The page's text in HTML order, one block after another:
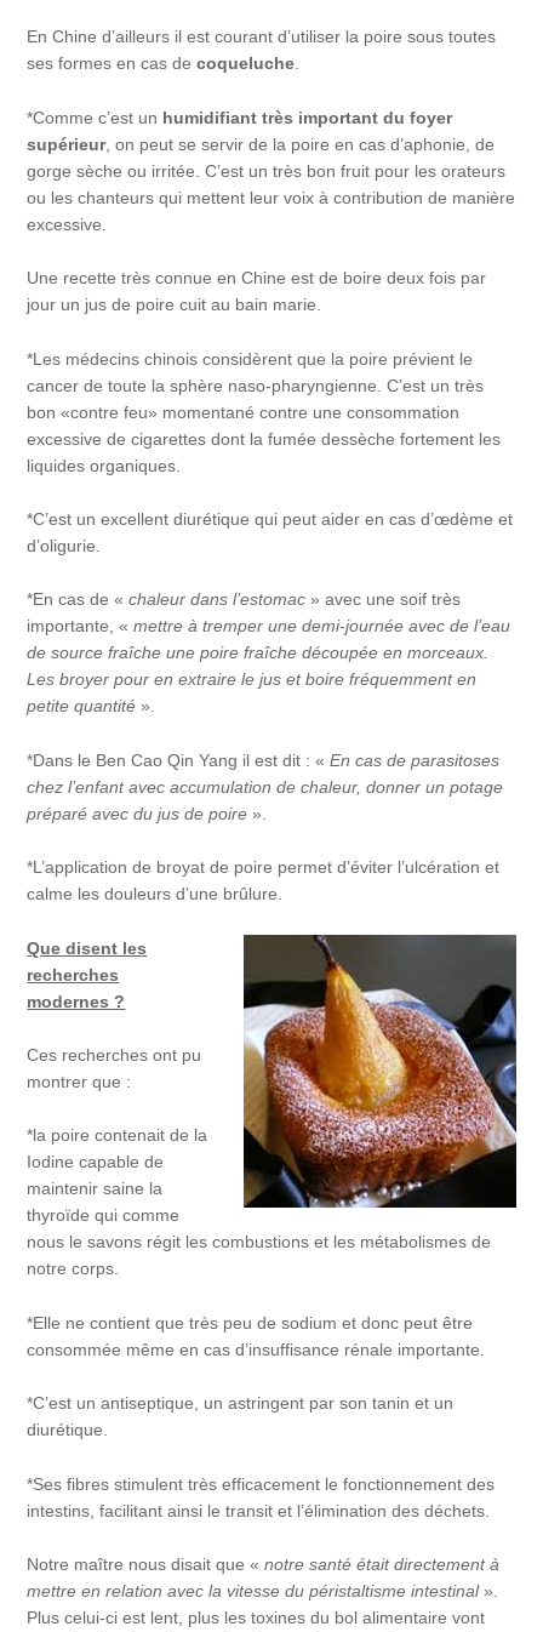
En Chine d’ailleurs il est courant d’utiliser la poire sous toutes
ses formes en cas decoqueluche.
*Comme c’est un humidifiant très important du foyer
supérieur, on peut se servir de la poire en cas d’aphonie, de
gorge sèche ou irritée. C’est un très bon fruit pour les orateurs
ou les chanteurs qui mettent leur voix à contribution de manière
excessive.
Une recette très connue en Chine est de boire deux fois par
jour un jus de poire cuit au bain marie.
*Les médecins chinois considèrent que la poire prévient le
cancer de toute la sphère naso-pharyngienne. C’est un très
bon «contre feu» momentané contre une consommation
excessive de cigarettes dont la fumée dessèche fortement les
liquides organiques.
*C’est un excellent diurétique qui peut aider en cas d’œdème et
d’oligurie.
*En cas de «chaleur dans l’estomac » avec une soif très
importante, «mettre à tremper une demi-journée avec de l’eau
de source fraîche une poire fraîche découpée en morceaux.
Les broyer pour en extraire le jus et boire fréquemment en
petite quantité».
*Dans le Ben Cao Qin Yang il est dit : «En cas de parasitoses
chez l’enfant avec accumulation de chaleur, donner un potage
préparé avec du jus de poire ».
*L’application de broyat de poire permet d’éviter l’ulcération et
calme les douleurs d’une brûlure.
Que disent les
recherches
modernes ?
Ces recherches ont pu
montrer que :
*la poire contenait de la
Iodine capable de
maintenir saine la
thyroïde qui comme
nous le savons régit les combustions et les métabolismes de
notre corps.
*Elle ne contient que très peu de sodium et donc peut être
consommée même en cas d’insuffisance rénale importante.
*C’est un antiseptique, un astringent par son tanin et un
diurétique.
*Ses fibres stimulent très efficacement le fonctionnement des
intestins, facilitant ainsi le transit et l’élimination des déchets.
Notre maître nous disait que «notre santé était directement à
mettre en relation avec la vitesse du péristaltisme intestinal».
Plus celui-ci est lent, plus les toxines du bol alimentaire vont